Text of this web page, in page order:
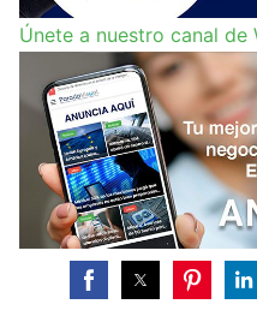
Únete a nuestro canal de